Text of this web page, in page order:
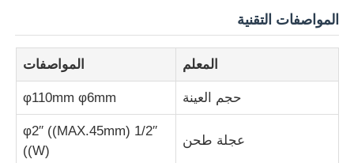
ضبط الجودة
المواصفات التقنية
المعلم المواصفات
حجم العينة φ110mm φ6mm
عجلة طحن
φ2′′ ((MAX.45mm) 1/2′′
((W)